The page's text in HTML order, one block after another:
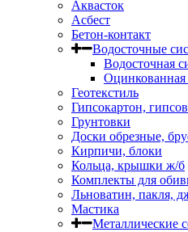
Аквасток
Асбест
Бетон-контакт
Водосточные
Водосточная
Оцинкованная
Геотекстиль
Гипсокартон,
Грунтовки
Доски обрезные,
Кирпичи, блоки
Кольца, крышки ж/б
Комплекты для
Льноватин, пакля,
Мастика
Металлические